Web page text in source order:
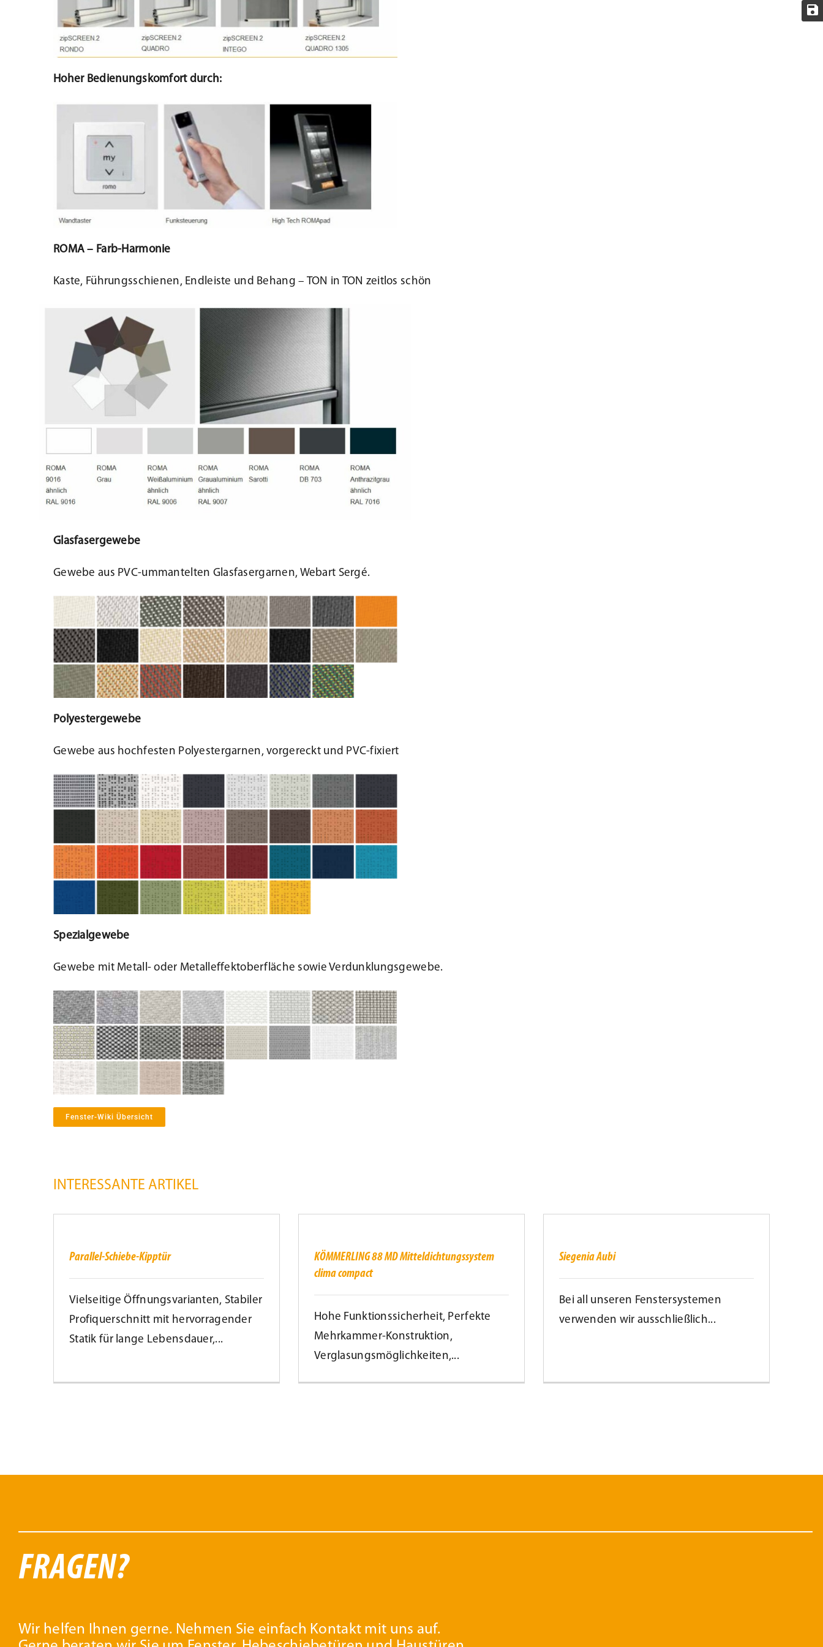
Hoher Bedienungskomfort durch:
ROMA – Farb-Harmonie
Kaste, Führungsschienen, Endleiste und Behang – TON in TON zeitlos schön
Glasfasergewebe
Gewebe aus PVC-ummantelten Glasfasergarnen, Webart Sergé.
Polyestergewebe
Gewebe aus hochfesten Polyestergarnen, vorgereckt und PVC-fixiert
Spezialgewebe
Gewebe mit Metall- oder Metalleffektoberfläche sowie Verdunklungsgewebe.
Fenster-Wiki Übersicht
INTERESSANTE ARTIKEL
Parallel-
Parallel-Schiebe-Kipptür
Vielseitige Öffnungsvarianten, Stabiler
Profiquerschnitt mit hervorragender
Statik für lange Lebensdauer,...
clima
compact
KÖMMERLING 88 MD Mitteldichtungssystem
clima compact
Hohe Funktionssicherheit, Perfekte
Mehrkammer-Konstruktion,
Verglasungsmöglichkeiten,...
Siegenia Aubi
Bei all unseren Fenstersystemen
verwenden wir ausschließlich...
FRAGEN?
Wir helfen Ihnen gerne. Nehmen Sie einfach Kontakt mit uns auf.